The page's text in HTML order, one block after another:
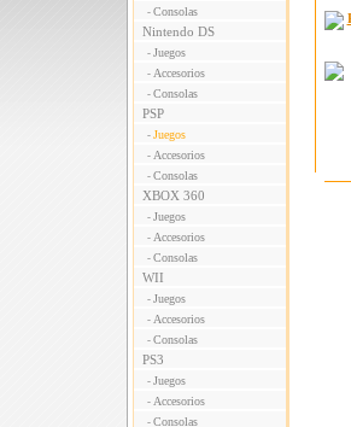
- Consolas
Nintendo DS
- Juegos
- Accesorios
- Consolas
PSP
- Juegos
- Accesorios
- Consolas
XBOX 360
- Juegos
- Accesorios
- Consolas
WII
- Juegos
- Accesorios
- Consolas
PS3
- Juegos
- Accesorios
- Consolas